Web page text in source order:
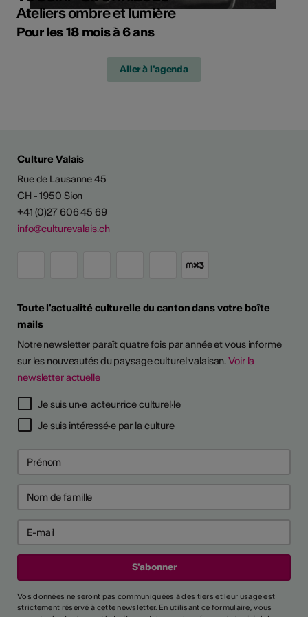
Ateliers ombre et lumière
Pour les 18 mois à 6 ans
Aller à l'agenda
Culture Valais
Rue de Lausanne 45
CH - 1950 Sion
+41 (0)27 606 45 69
info@culturevalais.ch
Toute l'actualité culturelle du canton dans votre boîte
mails
Notre newsletter paraît quatre fois par année et vous informe
sur les nouveautés du paysage culturel valaisan.Voir la
newsletter actuelle
Je suis un·e acteur·rice culturel·le
Je suis intéressé·e par la culture
Vos données ne seront pas communiquées à des tiers et leur usage est
strictement réservé à cette newsletter. En utilisant ce formulaire, vous